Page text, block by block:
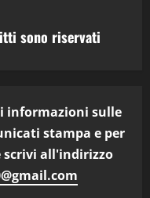
sono riservati
informazioni sulle
stampa e per
scrivi all'indirizzo